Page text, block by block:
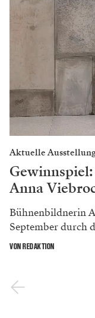
Aktuelle
Anna
Bühnenbildnerin
September durch
VON REDAKTION